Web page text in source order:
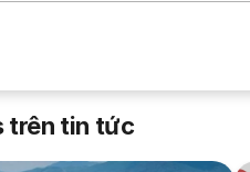
trên tin tức